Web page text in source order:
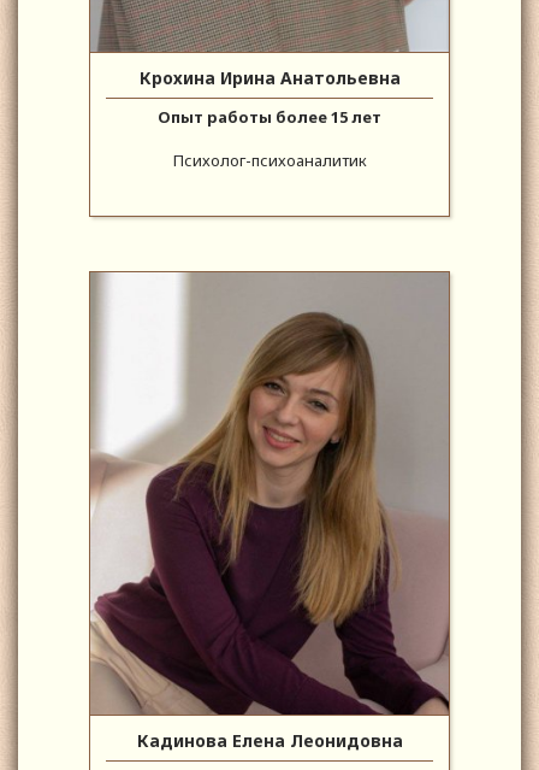
Крохина Ирина Анатольевна
Опыт работы более 15 лет
Психолог-психоаналитик
Кадинова Елена Леонидовна